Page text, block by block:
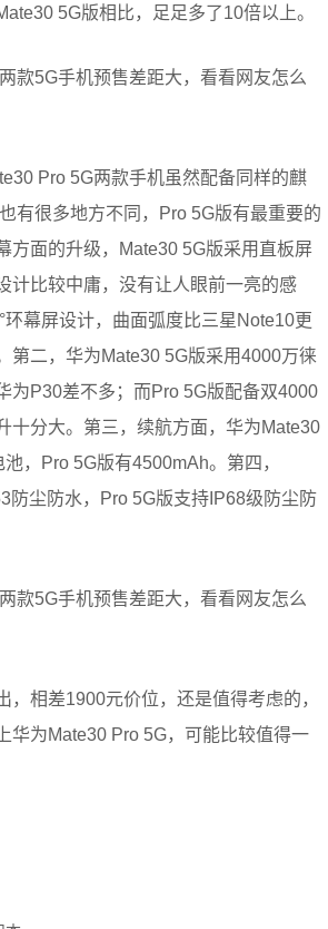
5G版相比，足足多了10倍以上。
Pro 5G两款手机虽然配备同样的麒
有很多地方不同，Pro 5G版有最重要的
方面的升级，Mate30 5G版采用直板屏
计比较中庸，没有让人眼前一亮的感
环幕屏设计，曲面弧度比三星Note10更
第二，华为Mate30 5G版采用4000万徕
为P30差不多；而Pro 5G版配备双4000
十分大。第三，续航方面，华为Mate30
，Pro 5G版有4500mAh。第四，
防尘防水，Pro 5G版支持IP68级防尘防
，相差1900元价位，还是值得考虑的，
华为Mate30 Pro 5G，可能比较值得一